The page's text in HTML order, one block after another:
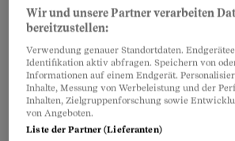
ich jedoch Erstaunliches fest:
betrug nur noch die Hälfte, der
unverändert bei 260 Franken
Wir und unsere Partner verarbeiten
bereitzustellen:
Verwendung genauer Standortdaten.
Identifikation aktiv abfragen. Speichern von
Informationen auf einem Endgerät.
Inhalte, Messung von Werbeleistung und der
Inhalten, Zielgruppenforschung sowie
von Angeboten.
Liste der Partner (Lieferanten)